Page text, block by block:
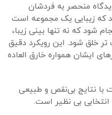
منحصر به فردشان
که زیبایی یک مجموعه است
شود که نه تنها بینی زیبا،
خلق شود. این رویکرد دقیق
ایشان همواره خارق العاده
با نتایج بی‌نقص و طبیعی
انتخابی بی نظیر است.